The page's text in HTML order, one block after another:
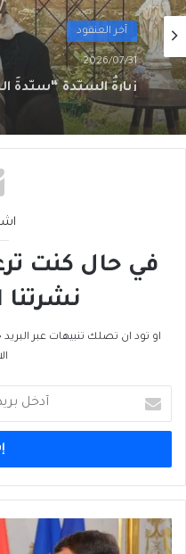
آخر العنقود
2026/07/27
لبنان فيليب سالم
في حال كنت
نشرتنا
او تود ان تصلك تنبيهات عبر
بريدك
الإلكتروني
مَن
هو